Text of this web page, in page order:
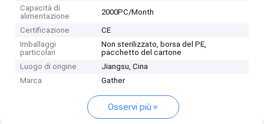
Capacità di
alimentazione
2000PC/Month
Certificazione
CE
Imballaggi
particolari
Non sterilizzato, borsa del PE,
pacchetto del cartone
Luogo di origine
Jiangsu, Cina
Marca
Gather
Osservi più